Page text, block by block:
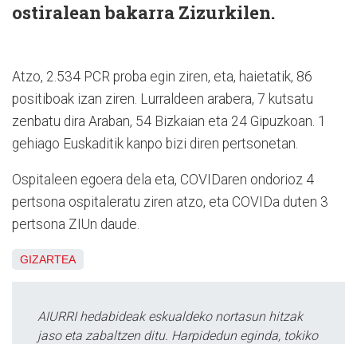
ostiralean bakarra Zizurkilen.
Atzo, 2.534 PCR proba egin ziren, eta, haietatik, 86
positiboak izan ziren. Lurraldeen arabera, 7 kutsatu
zenbatu dira Araban, 54 Bizkaian eta 24 Gipuzkoan. 1
gehiago Euskaditik kanpo bizi diren pertsonetan.
Ospitaleen egoera dela eta, COVIDaren ondorioz 4
pertsona ospitaleratu ziren atzo, eta COVIDa duten 3
pertsona ZIUn daude.
GIZARTEA
AIURRI hedabideak eskualdeko nortasun hitzak
jaso eta zabaltzen ditu. Harpidedun eginda, tokiko